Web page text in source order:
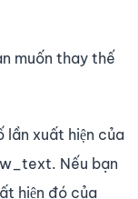
muốn thay thế
lần xuất hiện của
Nếu bạn
hiện đó của